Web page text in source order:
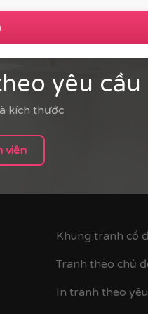
nhắc nhở nhân viên về
yêu cầu
kích thước
viên
Khung tranh cổ
Tranh theo chủ
In tranh theo